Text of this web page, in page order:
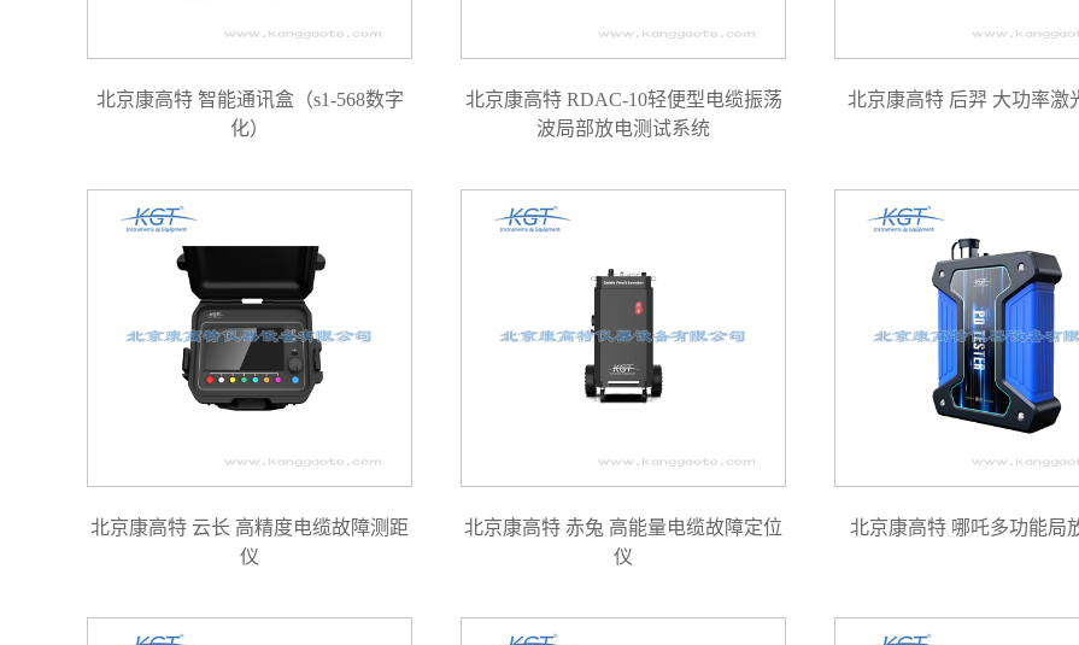
北京康高特 智能通讯盒（s1-568数字
化）
北京康高特 RDAC-10轻便型电缆振荡
波局部放电测试系统
北京康高特 后羿 大功率激
北京康高特 云长 高精度电缆故障测距
仪
北京康高特 赤兔 高能量电缆故障定位
仪
北京康高特 哪吒多功能局